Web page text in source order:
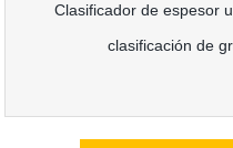
Clasificador de espesor
clasificación de